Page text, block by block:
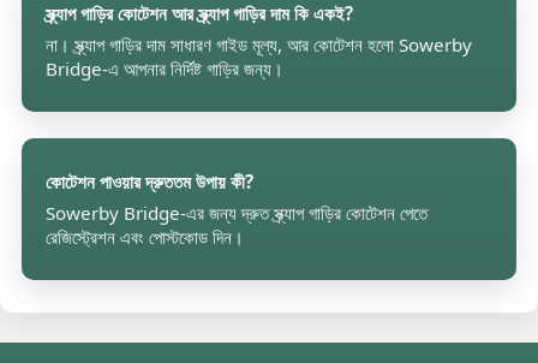
স্ক্র্যাপ গাড়ির কোটেশন আর স্ক্র্যাপ গাড়ির দাম কি একই?
না। স্ক্র্যাপ গাড়ির দাম সাধারণ গাইড মূল্য, আর কোটেশন হলো Sowerby
Bridge-এ আপনার নির্দিষ্ট গাড়ির জন্য।
কোটেশন পাওয়ার দ্রুততম উপায় কী?
Sowerby Bridge-এর জন্য দ্রুত স্ক্র্যাপ গাড়ির কোটেশন পেতে
রেজিস্ট্রেশন এবং পোস্টকোড দিন।